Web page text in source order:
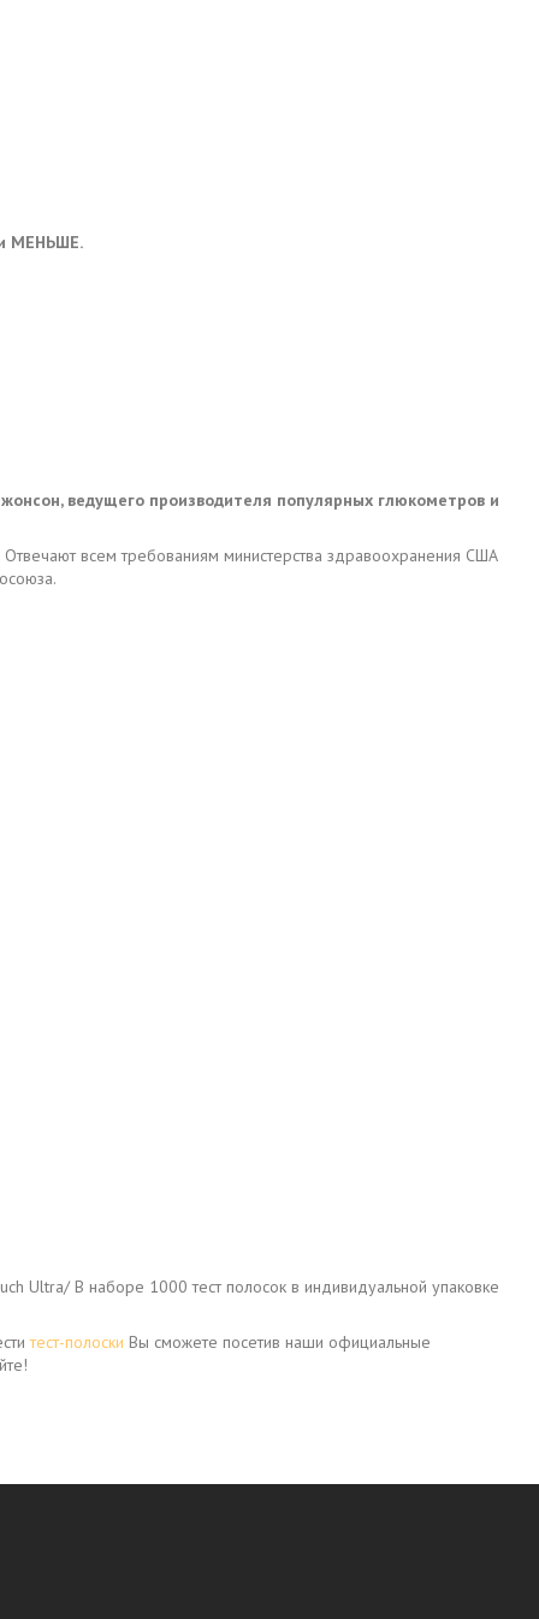
МЕНЬШЕ.
ведущего производителя популярных глюкометров и
всем требованиям министерства здравоохранения США
Ultra/ В наборе 1000 тест полосок в индивидуальной упаковке
тест-полоски Вы сможете посетив наши официальные